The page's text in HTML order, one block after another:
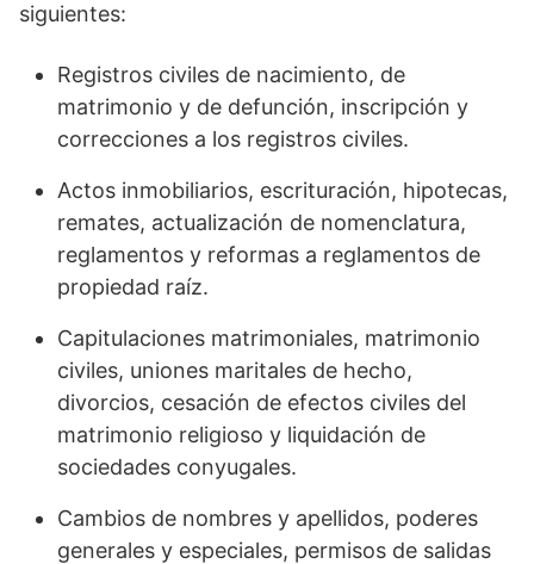
siguientes:
Registros civiles de nacimiento, de
matrimonio y de defunción, inscripción y
correcciones a los registros civiles.
Actos inmobiliarios, escrituración, hipotecas,
remates, actualización de nomenclatura,
reglamentos y reformas a reglamentos de
propiedad raíz.
Capitulaciones matrimoniales, matrimonio
civiles, uniones maritales de hecho,
divorcios, cesación de efectos civiles del
matrimonio religioso y liquidación de
sociedades conyugales.
Cambios de nombres y apellidos, poderes
generales y especiales, permisos de salidas